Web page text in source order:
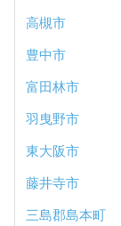
高槻市
豊中市
富田林市
羽曳野市
東大阪市
藤井寺市
三島郡島本町